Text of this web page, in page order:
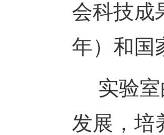
会科技成
年） 和 国
实验
发展，培